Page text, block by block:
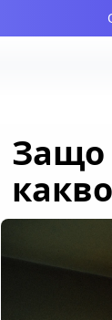
Защо